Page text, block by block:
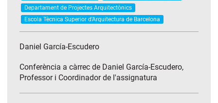
Departament de Projectes Arquitectònics
Escola Tècnica Superior d'Arquitectura de Barcelona
Daniel García-Escudero
Conferència a càrrec de Daniel García-Escudero,
Professor i Coordinador de l'assignatura